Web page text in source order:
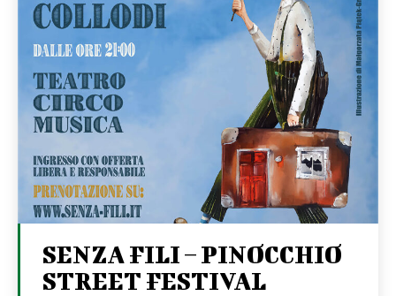
SENZA FILI – PINOCCHIO
STREET FESTIVAL